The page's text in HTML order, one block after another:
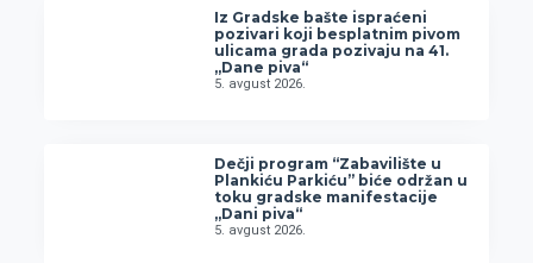
Iz Gradske bašte ispraćeni
pozivari koji besplatnim pivom
ulicama grada pozivaju na 41.
„Dane piva“
5. avgust 2026.
Dečji program “Zabavilište u
Plankiću Parkiću” biće održan u
toku gradske manifestacije
„Dani piva“
5. avgust 2026.